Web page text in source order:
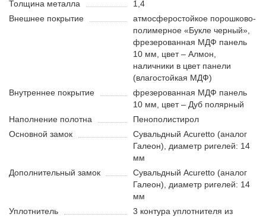
Толщина металла
1,4
Внешнее покрытие
атмосферостойкое порошково-
полимерное «Букле черный»,
фрезерованная МДФ панель
10 мм, цвет – Алмон,
наличники в цвет панели
(влагостойкая МДФ)
Внутреннее покрытие
фрезерованная МДФ панель
10 мм, цвет – Дуб полярный
Наполнение полотна
Пенополистирол
Основной замок
Сувальдный Acuretto (аналог
Галеон), диаметр ригелей: 14
мм
Дополнительный замок
Сувальдный Acuretto (аналог
Галеон), диаметр ригелей: 14
мм
Уплотнитель
3 контура уплотнителя из